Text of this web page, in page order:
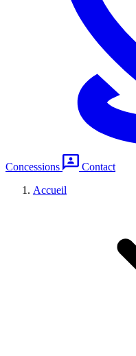
Concessions
Contact
Accueil